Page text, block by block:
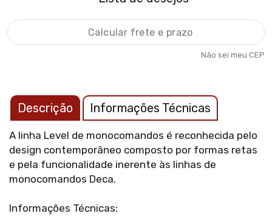
Não sei meu CEP
Descrição Informações Técnicas
A linha Level de monocomandos é reconhecida pelo
design contemporâneo composto por formas retas
e pela funcionalidade inerente às linhas de
monocomandos Deca.
Informações Técnicas: